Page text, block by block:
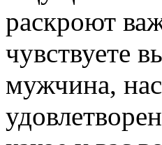
раскроют
чувствуете
мужчина,